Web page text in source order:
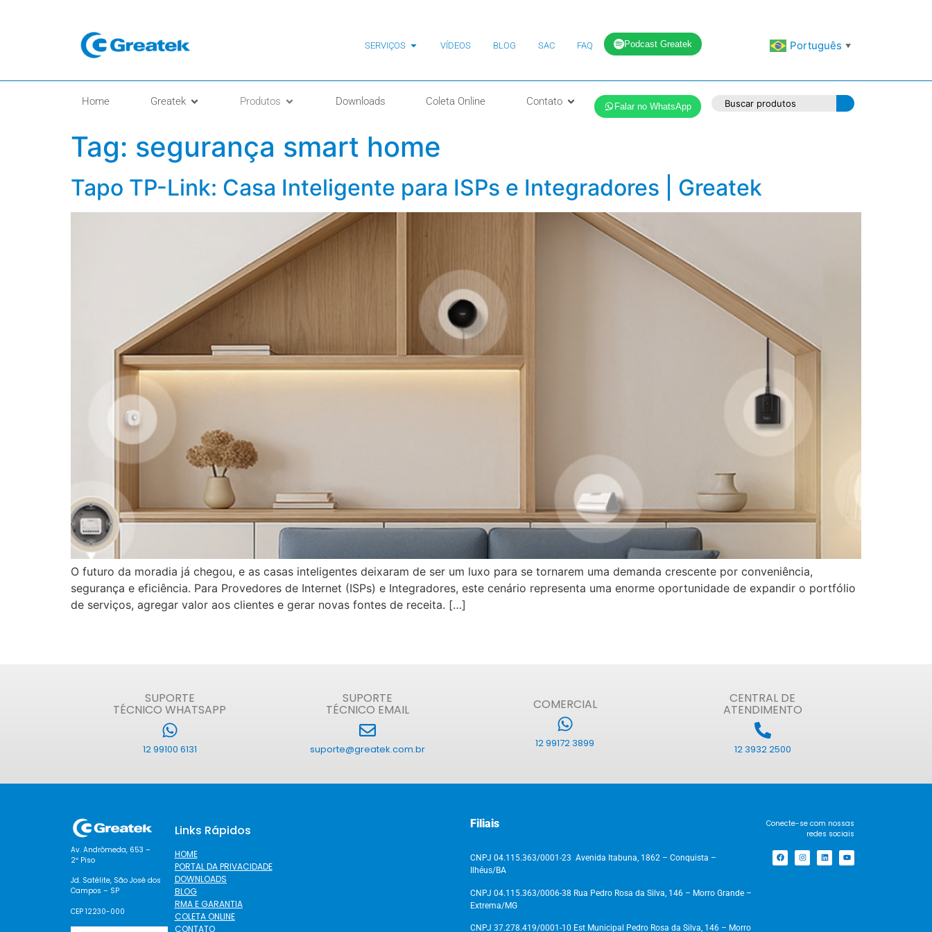
SERVIÇOS VÍDEOS BLOG SAC FAQ Podcast Greatek Português ▼
Home Greatek Produtos Downloads Coleta Online Contato Falar no WhatsApp
Tag: segurança smart home
Tapo TP-Link: Casa Inteligente para ISPs e Integradores | Greatek
O futuro da moradia já chegou, e as casas inteligentes deixaram de ser um luxo para se tornarem uma demanda crescente por conveniência,
segurança e eficiência. Para Provedores de Internet (ISPs) e Integradores, este cenário representa uma enorme oportunidade de expandir o portfólio
de serviços, agregar valor aos clientes e gerar novas fontes de receita. […]
SUPORTE
TÉCNICO WHATSAPP
12 99100 6131
SUPORTE
TÉCNICO EMAIL
suporte@greatek.com.br
COMERCIAL
12 99172 3899
CENTRAL DE
ATENDIMENTO
12 3932 2500
Av. Andrômeda, 653 –
2º Piso
Jd. Satélite, São José dos
Campos – SP
CEP 12230-000
Links Rápidos
HOME
PORTAL DA PRIVACIDADE
DOWNLOADS
BLOG
RMA E GARANTIA
COLETA ONLINE
CONTATO
Filiais
CNPJ 04.115.363/0001-23 Avenida Itabuna, 1862 – Conquista –
Ilhéus/BA
CNPJ 04.115.363/0006-38 Rua Pedro Rosa da Silva, 146 – Morro Grande –
Extrema/MG
CNPJ 37.278.419/0001-10 Est Municipal Pedro Rosa da Silva, 146 – Morro
Conecte-se com nossas
redes sociais